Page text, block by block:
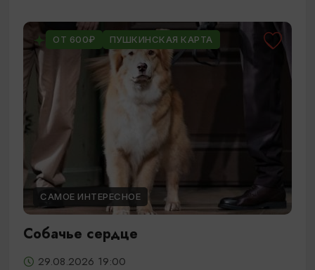
ОТ 600₽ ПУШКИНСКАЯ КАРТА
САМОЕ ИНТЕРЕСНОЕ
Собачье сердце
29.08.2026 19:00